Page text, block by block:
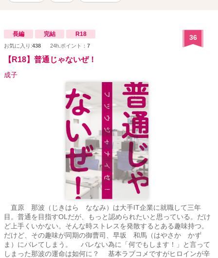
長編 完結 R18
お気に入り:438 24h.ポイント： 7
36
【R18】普通じゃないぜ！
成子
直原 那波（じきはら ななみ）は大手IT企業に就職して三年
目。普通を目指すOLだが、もっと認められたいと思っている。だけ
ど上手くいかない。そんな時ストレスを発散するとある趣味持つ。
だけど、その趣味が同期の御曹司、早坂 和馬（はやさか かず
ま）にバレてしまう。 バレない為に「何でもします！」と言って
しまった那波の運命は如何に？ 基本ラブコメですがヒロインが辛